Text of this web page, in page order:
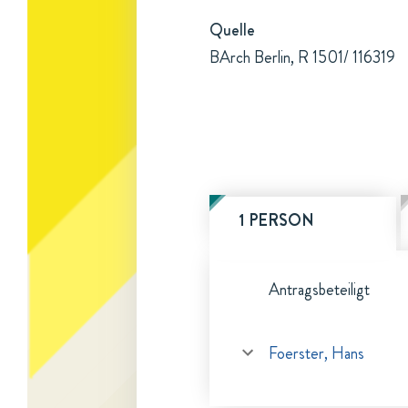
Quelle
BArch Berlin, R 1501/ 116319
1 PERSON
Antragsbeteiligt
Foerster, Hans